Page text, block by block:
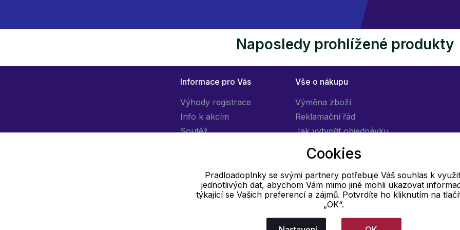
Naposledy prohlížené produkty
Informace pro Vás
Výhody registrace
Info k akcím
Soutěž
Vše o nákupu
Výměna zboží
Reklamační řád
Jak vytvořit objednávku
Obchodní podmínky
Doprava
E-mail
info@pradloadoplnky.cz
Cookies
Pradloadoplnky se svými partnery potřebuje Váš souhlas k
jednotlivých dat, abychom Vám mimo jiné mohli ukazovat
týkající se Vašich preferencí a zájmů. Potvrdíte ho kliknutím na
„OK“.